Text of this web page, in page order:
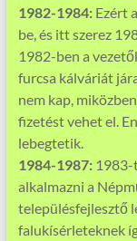
1982-1984: Ezért
be, és itt szerez
1982-ben a
furcsa kálváriát
nem kap,
fizetést vehet el.
lebegtetik.
1984-1987:
alkalmazni a
településfejlesztő
falukísérleteknek